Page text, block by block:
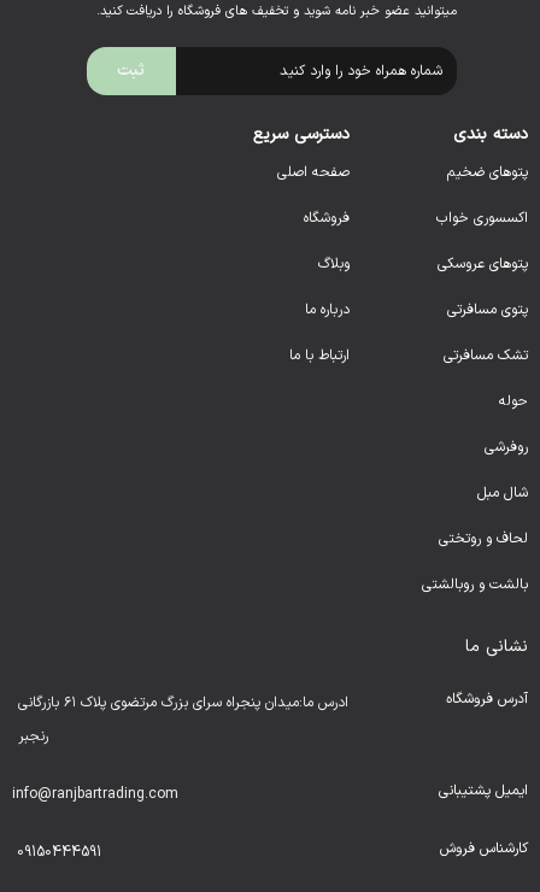
میتوانید عضو خبر نامه شوید و تخفیف های فروشگاه را دریافت کنید.
دسته بندی
پتوهای ضخیم
اکسسوری خواب
پتوهای عروسکی
پتوی مسافرتی
تشک مسافرتی
حوله
روفرشی
شال مبل
لحاف و روتختی
بالشت و روبالشتی
دسترسی سریع
صفحه اصلی
فروشگاه
وبلاگ
درباره ما
ارتباط با ما
نشانی ما
آدرس فروشگاه
ادرس ما:میدان پنجراه سرای بزرگ مرتضوی پلاک ۶۱ بازرگانی
رنجبر
ایمیل پشتیبانی info@ranjbartrading.com
کارشناس فروش 09150444591